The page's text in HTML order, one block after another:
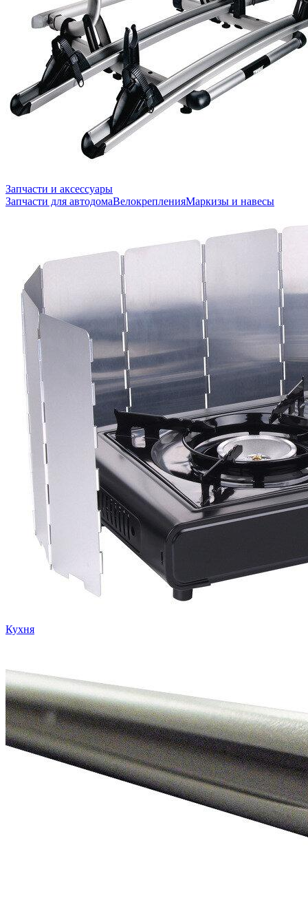
Запчасти и аксессуары
Запчасти для автодомаВелокрепленияМаркизы и навесы
Кухня